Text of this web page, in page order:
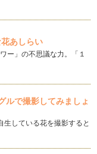
、レッスンスタイ
どもが嫌がってやっ
ンカとしての英
あしらい
ー」の不思議な力。「１
ルで撮影してみましょ
している花を撮影すると